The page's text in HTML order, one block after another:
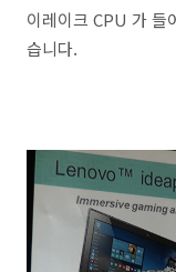
이레이크 CPU 가 들
습니다.